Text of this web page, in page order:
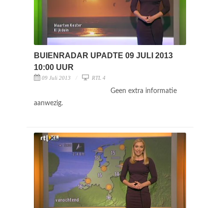
BUIENRADAR UPADTE 09 JULI 2013
10:00 UUR
09 Juli 2013 RTL 4
Geen extra informatie
aanwezig.